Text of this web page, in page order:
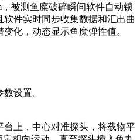
被测鱼糜破碎瞬间软件自动锁
件实时同步收集数据和汇出曲
化，动态显示鱼糜弹性值。
设置。
上，中心对准探头，将载物平